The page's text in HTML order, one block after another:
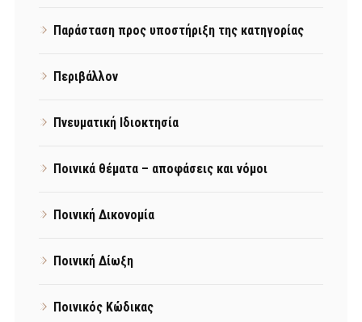
Παράσταση προς υποστήριξη της κατηγορίας
Περιβάλλον
Πνευματική Ιδιοκτησία
Ποινικά θέματα – αποφάσεις και νόμοι
Ποινική Δικονομία
Ποινική Δίωξη
Ποινικός Κώδικας